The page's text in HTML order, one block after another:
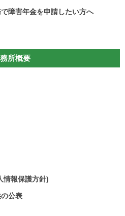
障害年金を申請したい方へ
所概要
情報保護方針)
公表